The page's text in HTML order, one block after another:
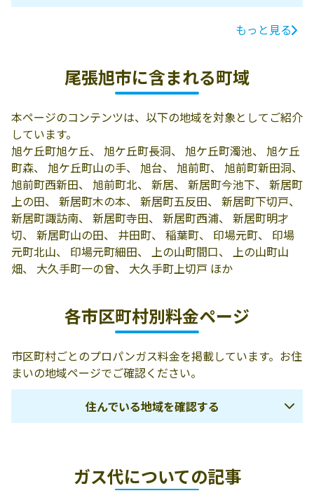
電話番号
瓦斯株式会社／
3-92
もっと見る
尾張旭市に含まれる町域
本ページのコンテンツは、以下の地域を対象としてご紹介
しています。
旭ケ丘町旭ケ丘、 旭ケ丘町長洞、 旭ケ丘町濁池、 旭ケ丘
町森、 旭ケ丘町山の手、 旭台、 旭前町、 旭前町新田洞、
旭前町西新田、 旭前町北、 新居、 新居町今池下、 新居町
上の田、 新居町木の本、 新居町五反田、 新居町下切戸、
新居町諏訪南、 新居町寺田、 新居町西浦、 新居町明才
切、 新居町山の田、 井田町、 稲葉町、 印場元町、 印場
元町北山、 印場元町細田、 上の山町間口、 上の山町山
畑、 大久手町一の曾、 大久手町上切戸 ほか
各市区町村別料金ページ
市区町村ごとのプロパンガス料金を掲載しています。お住
まいの地域ページでご確認ください。
住んでいる地域を確認する
犬山市 江南市
ガス代についての記事